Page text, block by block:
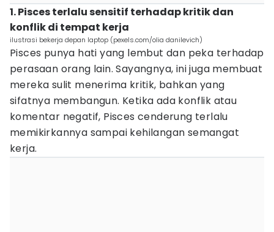
1. Pisces terlalu sensitif terhadap kritik dan
konflik di tempat kerja
ilustrasi bekerja depan laptop (pexels.com/olia danilevich)
Pisces punya hati yang lembut dan peka terhadap
perasaan orang lain. Sayangnya, ini juga membuat
mereka sulit menerima kritik, bahkan yang
sifatnya membangun. Ketika ada konflik atau
komentar negatif, Pisces cenderung terlalu
memikirkannya sampai kehilangan semangat
kerja.